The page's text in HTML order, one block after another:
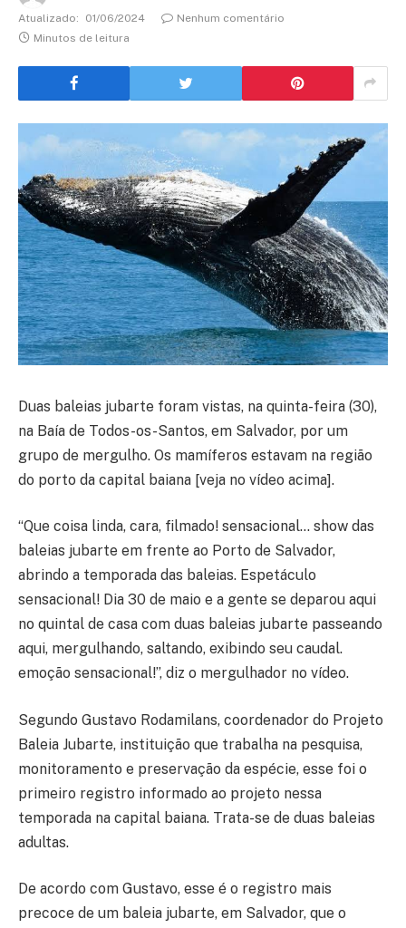
Atualizado:
01/06/2024
Nenhum comentário
Minutos de leitura
Duas baleias jubarte foram vistas, na quinta-feira (30),
na Baía de Todos-os-Santos, em Salvador, por um
grupo de mergulho. Os mamíferos estavam na região
do porto da capital baiana [veja no vídeo acima].
“Que coisa linda, cara, filmado! sensacional… show das
baleias jubarte em frente ao Porto de Salvador,
abrindo a temporada das baleias. Espetáculo
sensacional! Dia 30 de maio e a gente se deparou aqui
no quintal de casa com duas baleias jubarte passeando
aqui, mergulhando, saltando, exibindo seu caudal.
emoção sensacional!”, diz o mergulhador no vídeo.
Segundo Gustavo Rodamilans, coordenador do Projeto
Baleia Jubarte, instituição que trabalha na pesquisa,
monitoramento e preservação da espécie, esse foi o
primeiro registro informado ao projeto nessa
temporada na capital baiana. Trata-se de duas baleias
adultas.
De acordo com Gustavo, esse é o registro mais
precoce de um baleia jubarte, em Salvador, que o